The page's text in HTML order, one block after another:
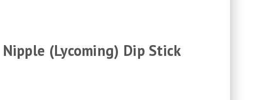
(Lycoming) Dip Stick